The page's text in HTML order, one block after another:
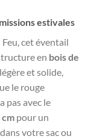
estivales
cet éventail
en bois de
et solide,
le rouge
pas avec le
cm pour un
votre sac ou